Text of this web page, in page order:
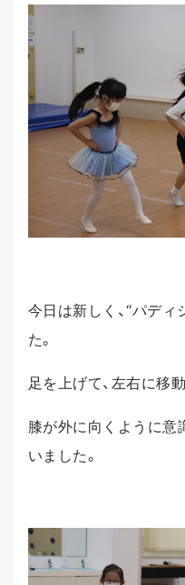
今日は新しく、“パデ
た。
足を上げて、左右に移
膝が外に向くように意
いました。